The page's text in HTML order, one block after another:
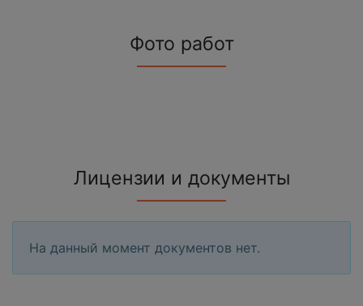
Фото работ
Лицензии и документы
На данный момент документов нет.